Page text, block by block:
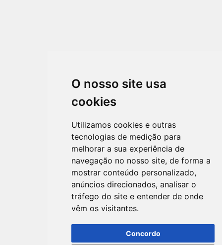
O nosso site usa
cookies
Utilizamos cookies e outras
tecnologias de medição para
melhorar a sua experiência de
navegação no nosso site, de forma a
mostrar conteúdo personalizado,
anúncios direcionados, analisar o
tráfego do site e entender de onde
vêm os visitantes.
Concordo